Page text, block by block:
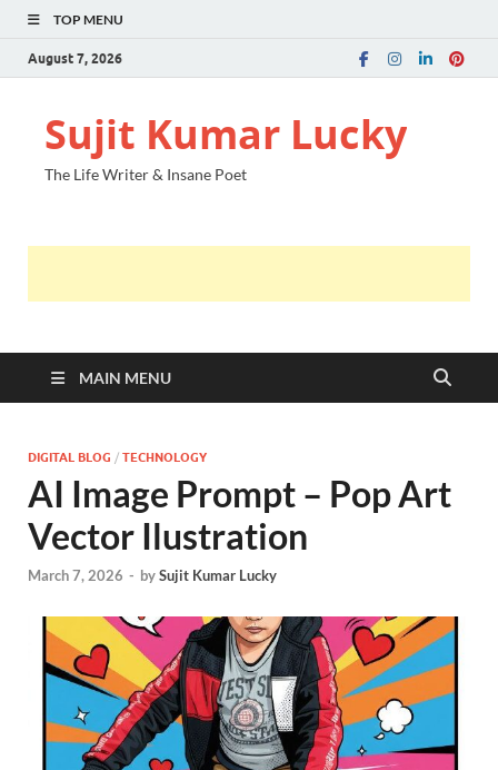
TOP MENU
August 7, 2026
Sujit Kumar Lucky
The Life Writer & Insane Poet
MAIN MENU
DIGITAL BLOG / TECHNOLOGY
AI Image Prompt – Pop Art
Vector Ilustration
March 7, 2026 - bySujit Kumar Lucky